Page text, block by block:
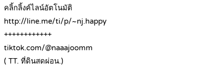
คลิ้กลิ้งค์ไลน์อัตโนมัติ
http://line.me/ti/p/~nj.happy
++++++++++++
tiktok.com/@naaajoomm
( TT. ที่ดินสดผ่อน.)